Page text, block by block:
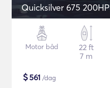
Quicksilver 675 200HP
Motor båd
22 ft
7 m
$561 /dag